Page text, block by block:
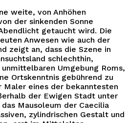
weite, von Anhöhen
der sinkenden Sonne
getaucht wird. Die
Anwesen wie auch der
zeigt an, dass die Szene in
schlechthin,
Umgebung Roms,
Ortskenntnis gebührend zu
Maler eines der bekanntesten
der Ewigen Stadt unter
Mausoleum der Caecilia
zylindrischen Gestalt und